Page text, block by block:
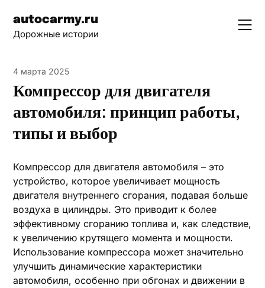
content
autocarmy.ru
Дорожные истории
4 марта 2025
Компрессор для двигателя
автомобиля: принцип работы,
типы и выбор
Компрессор для двигателя автомобиля – это
устройство, которое увеличивает мощность
двигателя внутреннего сгорания, подавая больше
воздуха в цилиндры. Это приводит к более
эффективному сгоранию топлива и, как следствие,
к увеличению крутящего момента и мощности.
Использование компрессора может значительно
улучшить динамические характеристики
автомобиля, особенно при обгонах и движении в